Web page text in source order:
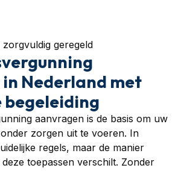
geregeld
Nederland met
begeleiding
aanvragen is de basis om uw
zorgen uit te voeren. In
regels, maar de manier
toepassen verschilt. Zonder